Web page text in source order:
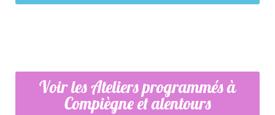
Voir les Ateliers programmés à
Compiègne et alentours